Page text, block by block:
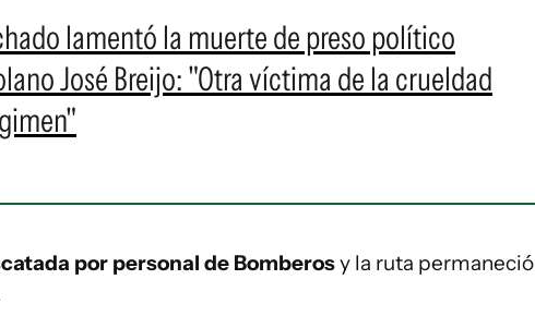
lamentó la muerte de preso político
José Breijo: "Otra víctima de la crueldad
por personal de Bomberosy la ruta permaneció